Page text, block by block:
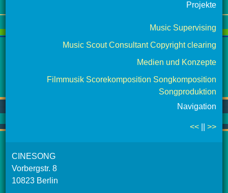
Projekte
Music Supervising
Music Scout Consultant Copyright clearing
Medien und Konzepte
Filmmusik Scorekomposition Songkomposition
Songproduktion
Navigation
<<|| >>
CINESONG
Vorbergstr. 8
10823 Berlin